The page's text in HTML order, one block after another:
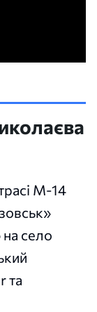
М-14
село
та